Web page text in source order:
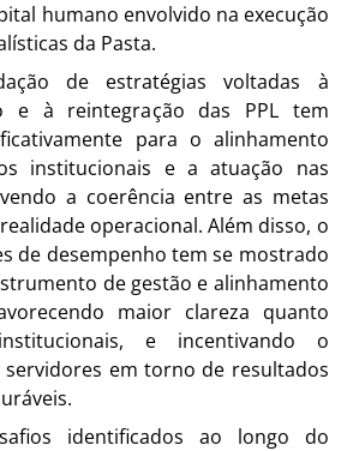
humano envolvido na execução
da Pasta.
de estratégias voltadas à
e à reintegração das PPL tem
para o alinhamento
institucionais e a atuação nas
a coerência entre as metas
operacional. Além disso, o
de desempenho tem se mostrado
de gestão e alinhamento
maior clareza quanto
e incentivando o
servidores em torno de resultados
identificados ao longo do